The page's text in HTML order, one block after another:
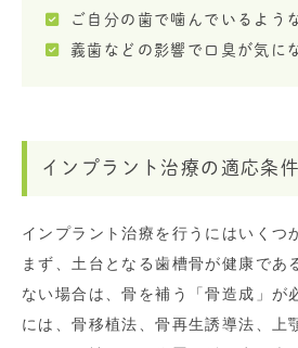
ご自分の歯で噛んでいるよう
義歯などの影響で口臭が気に
インプラント治療の適応条件
インプラント治療を行うにはいくつ
まず、土台となる歯槽骨が健康であ
ない場合は、骨を補う「骨造成」が
には、骨移植法、骨再生誘導法、上